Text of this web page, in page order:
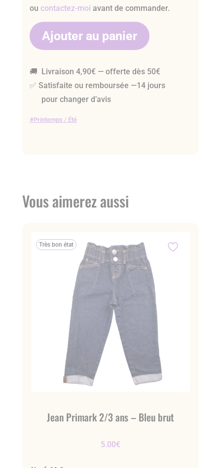
ou contactez-moi avant de commander.
Ajouter au panier
🚚 Livraison 4,90€ — offerte dès 50€
✅ Satisfaite ou remboursée —14 jours
pour changer d’avis
Printemps / Été
Vous aimerez aussi
Très bon état
Jean Primark 2/3 ans – Bleu brut
5.00€